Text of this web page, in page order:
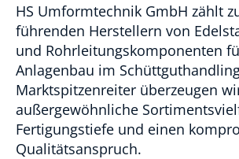
HS Umformtechnik GmbH zählt
führenden Herstellern von
und Rohrleitungskomponenten
Anlagenbau im
Marktspitzenreiter überzeugen
außergewöhnliche
Fertigungstiefe und einen
Qualitätsanspruch.